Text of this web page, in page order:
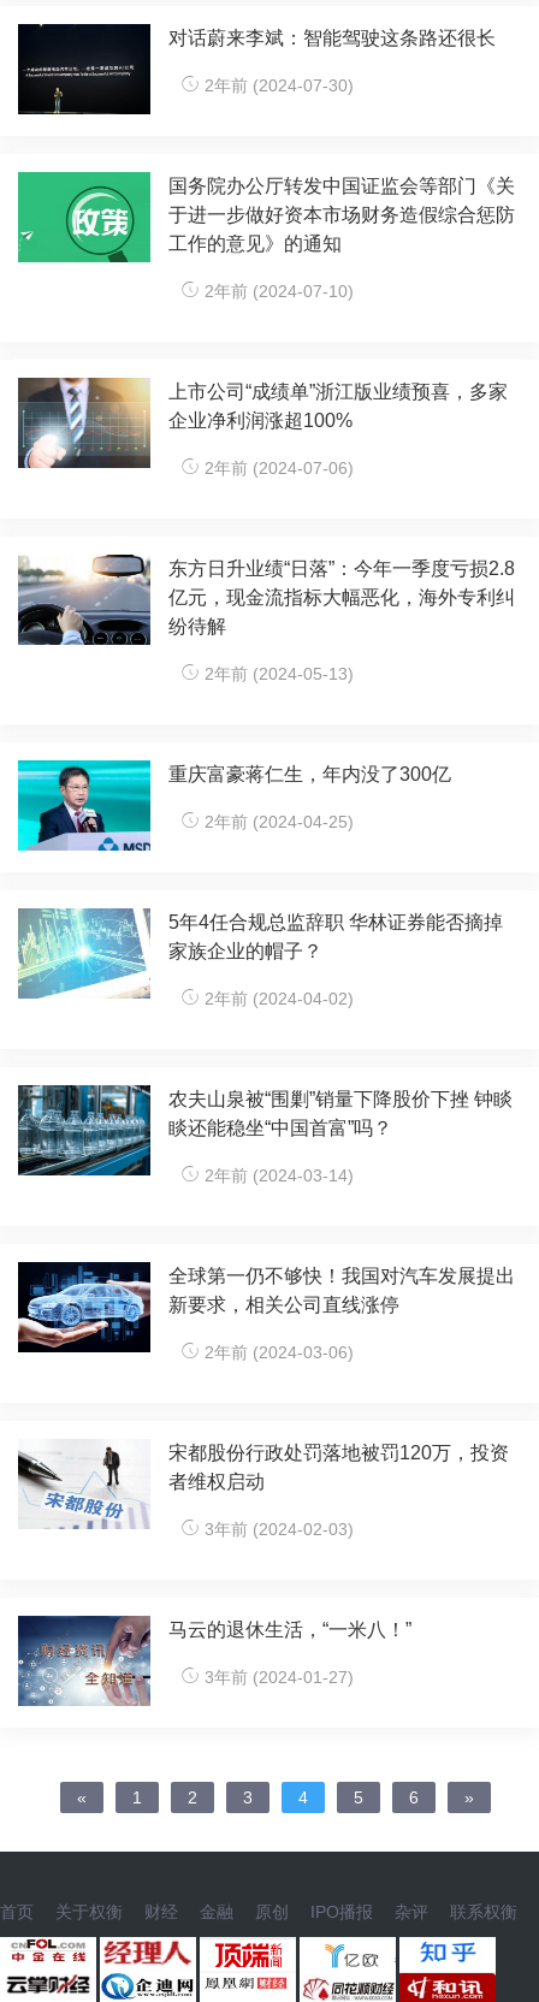
对话蔚来李斌：智能驾驶这条路还很长
2年前 (2024-07-30)
国务院办公厅转发中国证监会等部门《关
于进一步做好资本市场财务造假综合惩防
工作的意见》的通知
2年前 (2024-07-10)
上市公司“成绩单”浙江版业绩预喜，多家
企业净利润涨超100%
2年前 (2024-07-06)
东方日升业绩“日落”：今年一季度亏损2.8
亿元，现金流指标大幅恶化，海外专利纠
纷待解
2年前 (2024-05-13)
重庆富豪蒋仁生，年内没了300亿
2年前 (2024-04-25)
5年4任合规总监辞职 华林证券能否摘掉
家族企业的帽子？
2年前 (2024-04-02)
农夫山泉被“围剿”销量下降股价下挫 钟睒
睒还能稳坐“中国首富”吗？
2年前 (2024-03-14)
全球第一仍不够快！我国对汽车发展提出
新要求，相关公司直线涨停
2年前 (2024-03-06)
宋都股份行政处罚落地被罚120万，投资
者维权启动
3年前 (2024-02-03)
马云的退休生活，“一米八！”
3年前 (2024-01-27)
« 1 2 3 4 5 6 »
首页 关于权衡 财经 金融 原创 IPO播报 杂评 联系权衡